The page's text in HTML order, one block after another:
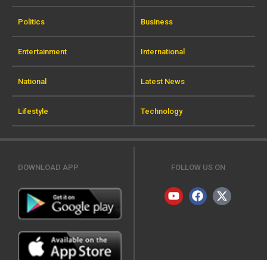
Politics Business
Entertainment International
National Latest News
Lifestyle Technology
DOWNLOAD APP FOLLOW US ON